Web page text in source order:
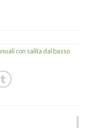
con salita dal basso